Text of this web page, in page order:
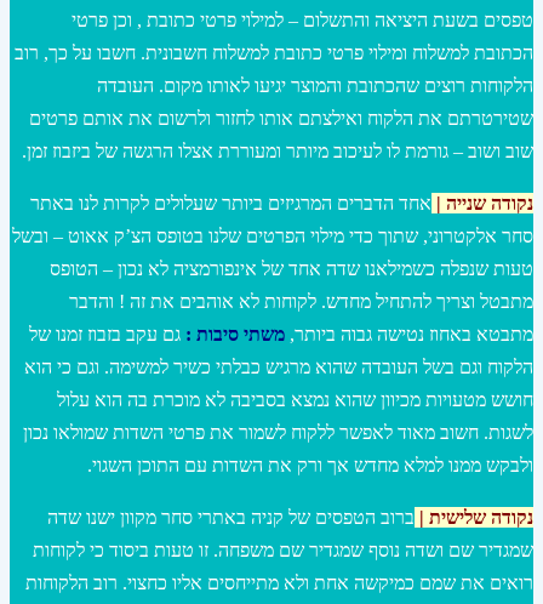
טפסים בשעת היציאה והתשלום – למילוי פרטי כתובת , וכן פרטי
הכתובת למשלוח ומילוי פרטי כתובת למשלוח חשבונית. חשבו על כך, רוב
הלקוחות רוצים שהכתובת והמוצר יגיעו לאותו מקום. העובדה
שטירטרתם את הלקוח ואילצתם אותו לחזור ולרשום את אותם פרטים
שוב ושוב – גורמת לו לעיכוב מיותר ומעוררת אצלו הרגשה של ביזבוז זמן.
נקודה שנייה | אחד הדברים המרגיזים ביותר שעלולים לקרות לנו באתר
סחר אלקטרוני, שתוך כדי מילוי הפרטים שלנו בטופס הצ’ק אאוט – ובשל
טעות שנפלה כשמילאנו שדה אחד של אינפורמציה לא נכון – הטופס
מתבטל וצריך להתחיל מחדש. לקוחות לא אוהבים את זה ! והדבר
מתבטא באחוז נטישה גבוה ביותר, משתי סיבות : גם עקב בזבוז זמנו של
הלקוח וגם בשל העובדה שהוא מרגיש כבלתי כשיר למשימה. וגם כי הוא
חושש מטעויות מכיוון שהוא נמצא בסביבה לא מוכרת בה הוא עלול
לשגות. חשוב מאוד לאפשר ללקוח לשמור את פרטי השדות שמולאו נכון
ולבקש ממנו למלא מחדש אך ורק את השדות עם התוכן השגוי.
נקודה שלישית | ברוב הטפסים של קניה באתרי סחר מקוון ישנו שדה
שמגדיר שם ושדה נוסף שמגדיר שם משפחה. זו טעות ביסוד כי לקוחות
רואים את שמם כמיקשה אחת ולא מתייחסים אליו כחצוי. רוב הלקוחות